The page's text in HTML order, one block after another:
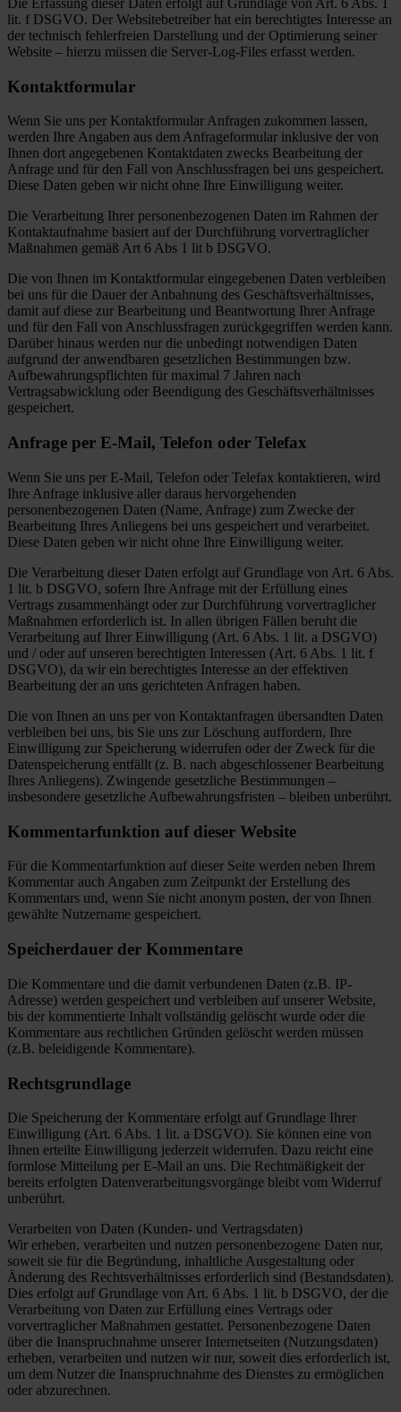
Die Erfassung dieser Daten erfolgt auf Grundlage von Art. 6 Abs. 1
lit. f DSGVO. Der Websitebetreiber hat ein berechtigtes Interesse an
der technisch fehlerfreien Darstellung und der Optimierung seiner
Website – hierzu müssen die Server-Log-Files erfasst werden.
Kontaktformular
Wenn Sie uns per Kontaktformular Anfragen zukommen lassen,
werden Ihre Angaben aus dem Anfrageformular inklusive der von
Ihnen dort angegebenen Kontaktdaten zwecks Bearbeitung der
Anfrage und für den Fall von Anschlussfragen bei uns gespeichert.
Diese Daten geben wir nicht ohne Ihre Einwilligung weiter.
Die Verarbeitung Ihrer personenbezogenen Daten im Rahmen der
Kontaktaufnahme basiert auf der Durchführung vorvertraglicher
Maßnahmen gemäß Art 6 Abs 1 lit b DSGVO.
Die von Ihnen im Kontaktformular eingegebenen Daten verbleiben
bei uns für die Dauer der Anbahnung des Geschäftsverhältnisses,
damit auf diese zur Bearbeitung und Beantwortung Ihrer Anfrage
und für den Fall von Anschlussfragen zurückgegriffen werden kann.
Darüber hinaus werden nur die unbedingt notwendigen Daten
aufgrund der anwendbaren gesetzlichen Bestimmungen bzw.
Aufbewahrungspflichten für maximal 7 Jahren nach
Vertragsabwicklung oder Beendigung des Geschäftsverhältnisses
gespeichert.
Anfrage per E-Mail, Telefon oder Telefax
Wenn Sie uns per E-Mail, Telefon oder Telefax kontaktieren, wird
Ihre Anfrage inklusive aller daraus hervorgehenden
personenbezogenen Daten (Name, Anfrage) zum Zwecke der
Bearbeitung Ihres Anliegens bei uns gespeichert und verarbeitet.
Diese Daten geben wir nicht ohne Ihre Einwilligung weiter.
Die Verarbeitung dieser Daten erfolgt auf Grundlage von Art. 6 Abs.
1 lit. b DSGVO, sofern Ihre Anfrage mit der Erfüllung eines
Vertrags zusammenhängt oder zur Durchführung vorvertraglicher
Maßnahmen erforderlich ist. In allen übrigen Fällen beruht die
Verarbeitung auf Ihrer Einwilligung (Art. 6 Abs. 1 lit. a DSGVO)
und / oder auf unseren berechtigten Interessen (Art. 6 Abs. 1 lit. f
DSGVO), da wir ein berechtigtes Interesse an der effektiven
Bearbeitung der an uns gerichteten Anfragen haben.
Die von Ihnen an uns per von Kontaktanfragen übersandten Daten
verbleiben bei uns, bis Sie uns zur Löschung auffordern, Ihre
Einwilligung zur Speicherung widerrufen oder der Zweck für die
Datenspeicherung entfällt (z. B. nach abgeschlossener Bearbeitung
Ihres Anliegens). Zwingende gesetzliche Bestimmungen –
insbesondere gesetzliche Aufbewahrungsfristen – bleiben unberührt.
Kommentarfunktion auf dieser Website
Für die Kommentarfunktion auf dieser Seite werden neben Ihrem
Kommentar auch Angaben zum Zeitpunkt der Erstellung des
Kommentars und, wenn Sie nicht anonym posten, der von Ihnen
gewählte Nutzername gespeichert.
Speicherdauer der Kommentare
Die Kommentare und die damit verbundenen Daten (z.B. IP-
Adresse) werden gespeichert und verbleiben auf unserer Website,
bis der kommentierte Inhalt vollständig gelöscht wurde oder die
Kommentare aus rechtlichen Gründen gelöscht werden müssen
(z.B. beleidigende Kommentare).
Rechtsgrundlage
Die Speicherung der Kommentare erfolgt auf Grundlage Ihrer
Einwilligung (Art. 6 Abs. 1 lit. a DSGVO). Sie können eine von
Ihnen erteilte Einwilligung jederzeit widerrufen. Dazu reicht eine
formlose Mitteilung per E-Mail an uns. Die Rechtmäßigkeit der
bereits erfolgten Datenverarbeitungsvorgänge bleibt vom Widerruf
unberührt.
Verarbeiten von Daten (Kunden- und Vertragsdaten)
Wir erheben, verarbeiten und nutzen personenbezogene Daten nur,
soweit sie für die Begründung, inhaltliche Ausgestaltung oder
Änderung des Rechtsverhältnisses erforderlich sind (Bestandsdaten).
Dies erfolgt auf Grundlage von Art. 6 Abs. 1 lit. b DSGVO, der die
Verarbeitung von Daten zur Erfüllung eines Vertrags oder
vorvertraglicher Maßnahmen gestattet. Personenbezogene Daten
über die Inanspruchnahme unserer Internetseiten (Nutzungsdaten)
erheben, verarbeiten und nutzen wir nur, soweit dies erforderlich ist,
um dem Nutzer die Inanspruchnahme des Dienstes zu ermöglichen
oder abzurechnen.